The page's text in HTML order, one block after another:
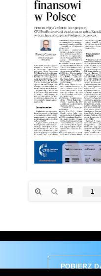
POBIERZ